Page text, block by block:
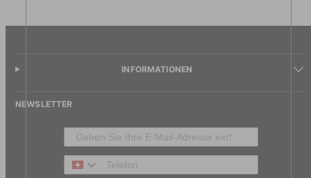
INFORMATIONEN
NEWSLETTER
Telefon